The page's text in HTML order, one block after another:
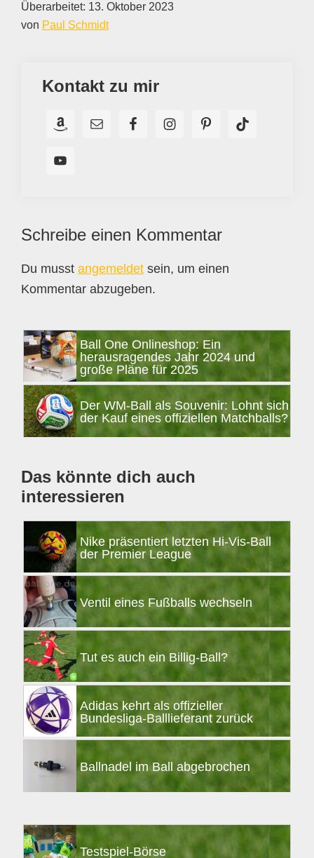
Überarbeitet: 13. Oktober 2023
von Paul Schmidt
Kontakt zu mir
Leser-
Schreibe einen Kommentar
Du musst angemeldet sein, um einen
Kommentar abzugeben.
SeitenspalteBall One Onlineshop: Ein
herausragendes Jahr 2024 und
große Pläne für 2025
Der WM-Ball als Souvenir: Lohnt sich
der Kauf eines offiziellen Matchballs?
Das könnte dich auch
interessieren
Nike präsentiert letzten Hi-Vis-Ball
der Premier League
Ventil eines Fußballs wechseln
Tut es auch ein Billig-Ball?
Adidas kehrt als offizieller
Bundesliga-Balllieferant zurück
Ballnadel im Ball abgebrochen
Testspiel-Börse